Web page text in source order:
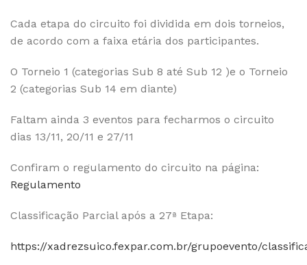
Cada etapa do circuito foi dividida em dois torneios,
de acordo com a faixa etária dos participantes.
O Torneio 1 (categorias Sub 8 até Sub 12 )e o Torneio
2 (categorias Sub 14 em diante)
Faltam ainda 3 eventos para fecharmos o circuito
dias 13/11, 20/11 e 27/11
Confiram o regulamento do circuito na página:
Regulamento
Classificação Parcial após a 27ª Etapa:
https://xadrezsuico.fexpar.com.br/grupoevento/